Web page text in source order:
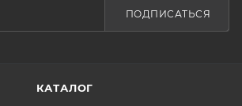
ПОДПИСАТЬСЯ
КАТАЛОГ